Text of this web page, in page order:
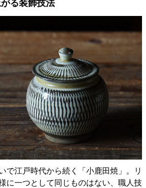
る装飾技法
で江戸時代から続く「小鹿田焼」。リ
に一つとして同じものはない、職人技